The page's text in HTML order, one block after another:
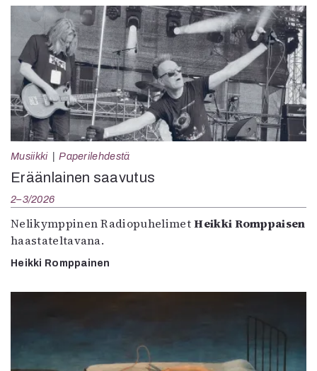
Musiikki Paperilehdestä
Eräänlainen saavutus
2–3/2026
Nelikymppinen RadiopuhelimetHeikki Romppaisen
haastateltavana.
Heikki Romppainen